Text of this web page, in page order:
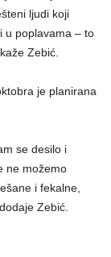
ljudi koji
u poplavama – to
Zebić.
je planirana
se desilo i
ne možemo
i fekalne,
Zebić.